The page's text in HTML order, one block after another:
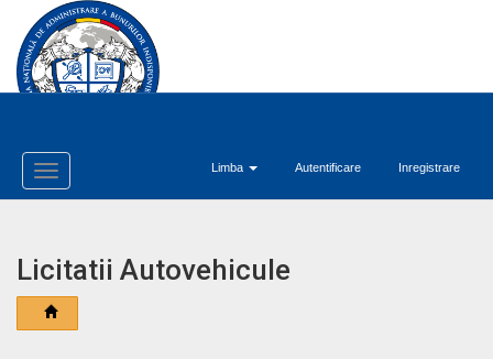
Limba Autentificare Inregistrare
Toggle
Navigation
Licitatii Autovehicule